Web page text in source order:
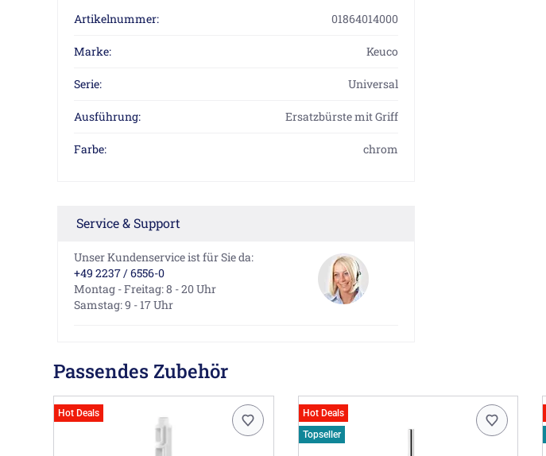
Artikelnummer: 01864014000
Marke: Keuco
Serie: Universal
Ausführung: Ersatzbürste mit Griff
Farbe: chrom
Service & Support
Unser Kundenservice ist für Sie da:
+49 2237 / 6556-0
Montag - Freitag: 8 - 20 Uhr
Samstag: 9 - 17 Uhr
Passendes Zubehör
Hot Deals
Hot Deals
Topseller